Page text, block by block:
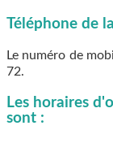
Téléphone de
Le numéro de
72.
Les horaires
sont :